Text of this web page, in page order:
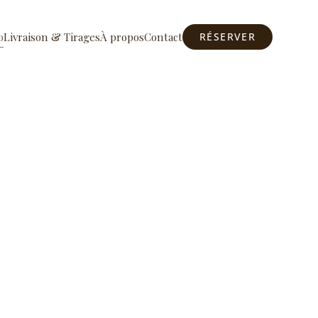
Livraison & TiragesÀ proposContact RÉSERVER